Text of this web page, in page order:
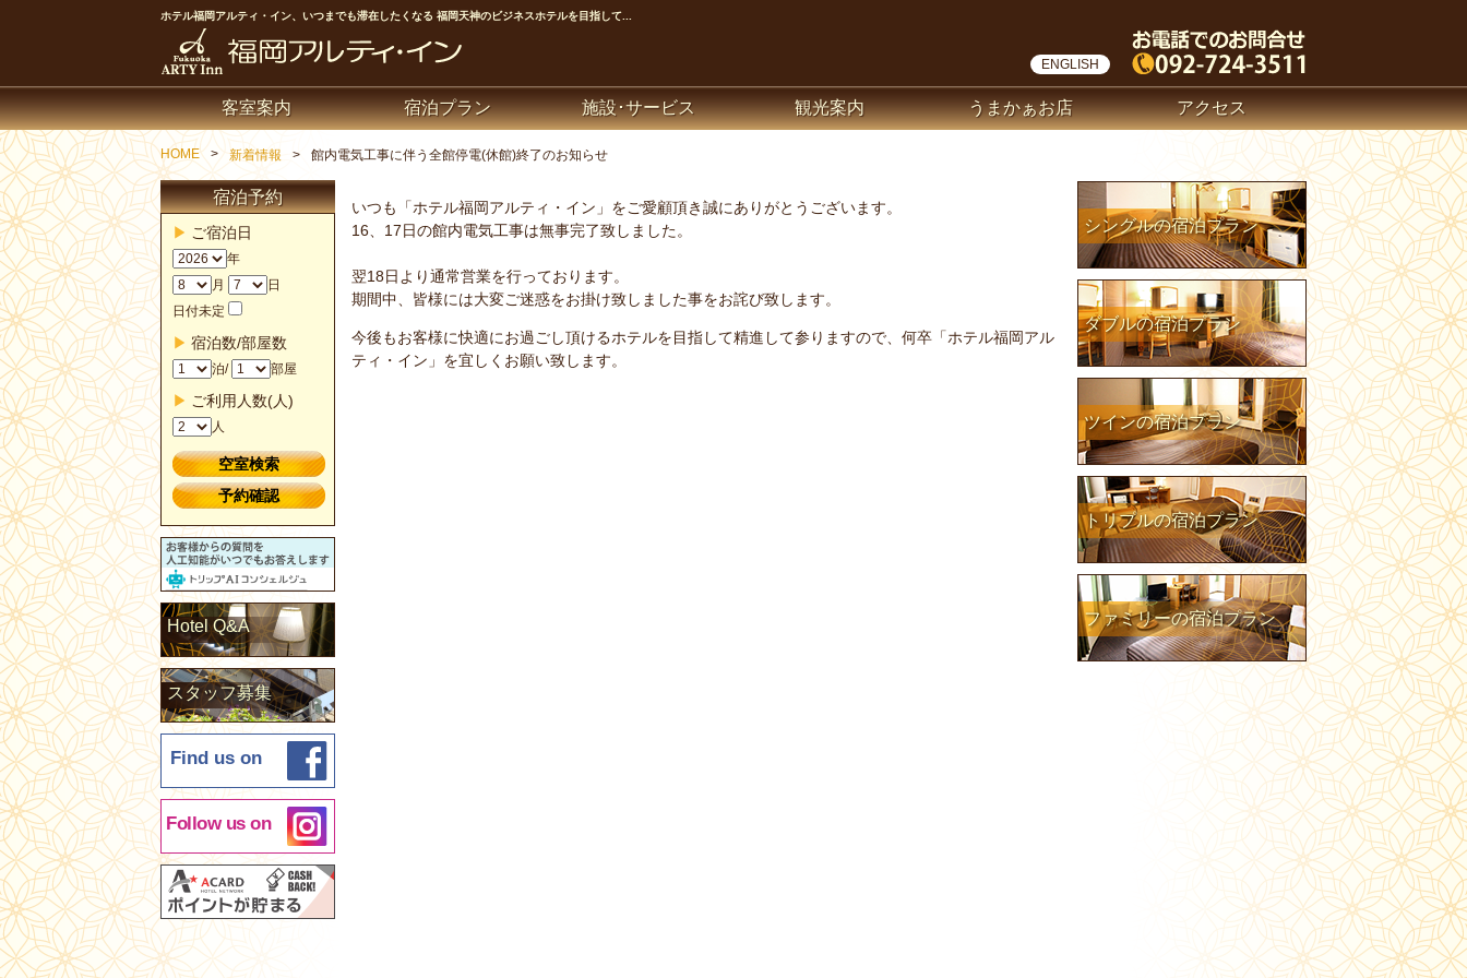
ホテル福岡アルティ・イン、いつまでも滞在したくなる 福岡天神のビジネスホテルを目指して...
ENGLISH
客室案内 宿泊プラン 施設･サービス 観光案内 うまかぁお店 アクセス
HOME 新着情報 館内電気工事に伴う全館停電(休館)終了のお知らせ
宿泊予約
ご宿泊日
年
月
日
日付未定
宿泊数/部屋数
泊/ 部屋
ご利用人数(人)
人
予約確認
Hotel Q&A
スタッフ募集
Find us on
Follow us on
いつも「ホテル福岡アルティ・イン」をご愛顧頂き誠にありがとうございます。
16、17日の館内電気工事は無事完了致しました。
翌18日より通常営業を行っております。
期間中、皆様には大変ご迷惑をお掛け致しました事をお詫び致します。
今後もお客様に快適にお過ごし頂けるホテルを目指して精進して参りますので、何卒「ホテル福岡アル
ティ・イン」を宜しくお願い致します。
シングルの宿泊プラン
ダブルの宿泊プラン
ツインの宿泊プラン
トリプルの宿泊プラン
ファミリーの宿泊プラン